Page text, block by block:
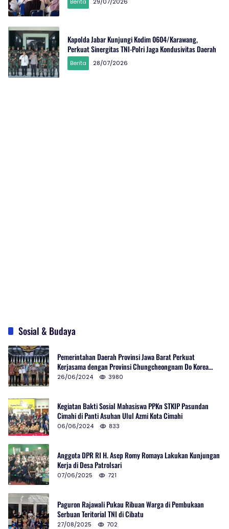
Kapolda Jabar Kunjungi Kodim 0604/Karawang,
Perkuat Sinergitas TNI-Polri Jaga Kondusivitas Daerah
Berita 28/07/2026
Sosial & Budaya
Pemerintahan Daerah Provinsi Jawa Barat Perkuat
Kerjasama dengan Provinsi Chungcheongnam Do Korea
Selatan
26/06/2024 3980
Kegiatan Bakti Sosial Mahasiswa PPKn STKIP Pasundan
Cimahi di Panti Asuhan Ulul Azmi Kota Cimahi
06/06/2024 833
Anggota DPR RI H. Asep Romy Romaya Lakukan Kunjungan
Kerja di Desa Patrolsari
07/06/2025 721
Paguron Rajawali Pukau Ribuan Warga di Pembukaan
Serbuan Teritorial TNI di Cibatu
27/08/2025 702